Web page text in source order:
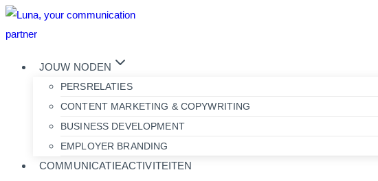
Doorgaan
naar
JOUW NODEN
PERSRELATIES
CONTENT MARKETING & COPYWRITING
BUSINESS DEVELOPMENT
EMPLOYER BRANDING
COMMUNICATIEACTIVITEITEN